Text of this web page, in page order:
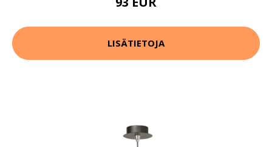
LISÄTIETOJA